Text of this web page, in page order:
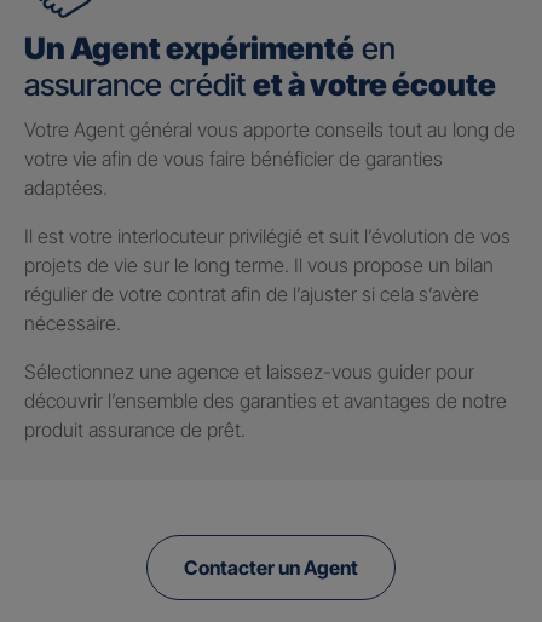
Un Agent expérimenté en
assurance crédit et à votre écoute
Votre Agent général vous apporte conseils tout au long de
votre vie afin de vous faire bénéficier de garanties
adaptées.
Il est votre interlocuteur privilégié et suit l’évolution de vos
projets de vie sur le long terme. Il vous propose un bilan
régulier de votre contrat afin de l’ajuster si cela s’avère
nécessaire.
Sélectionnez une agence et laissez-vous guider pour
découvrir l’ensemble des garanties et avantages de notre
produit assurance de prêt.
Contacter un Agent